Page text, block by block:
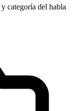
categoría del habla